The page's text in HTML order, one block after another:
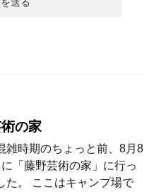
の家
雑時期のちょっと前、8月8
「藤野芸術の家」に行っ
た。 ここはキャンプ場で